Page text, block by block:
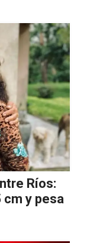
Ríos:
cm y pesa